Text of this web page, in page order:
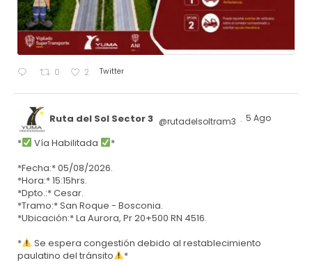
0 2 Twitter
Ruta del Sol Sector 3 @rutadelsoltram3 · 5 Ago
* Vía Habilitada
*
*Fecha:* 05/08/2026.
*Hora:* 15:15hrs.
*Dpto.:* Cesar.
*Tramo:* San Roque - Bosconia.
*Ubicación:* La Aurora, Pr 20+500 RN 4516.
*
Se espera congestión debido al restablecimiento
paulatino del tránsito
*